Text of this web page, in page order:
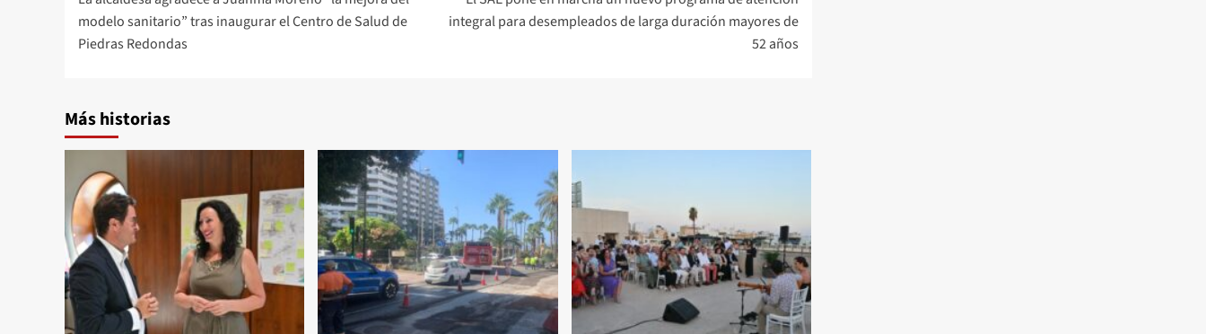
de
entradas
modelo sanitario” tras inaugurar el Centro de Salud de
Piedras Redondas
integral para desempleados de larga duración mayores de
52 años
Más historias